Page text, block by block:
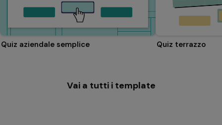
Quiz aziendale semplice Quiz terrazzo
Vai a tutti i template